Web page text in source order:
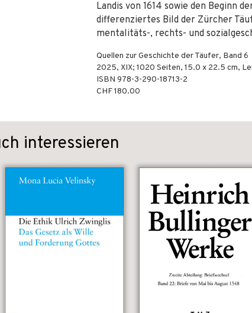
Landis von 1614 sowie den Beginn
differenziertes Bild der Zürcher
mentalitäts-, rechts- und
Quellen zur Geschichte der Täufer, Band 6
2025, XIX; 1020 Seiten, 15.0 x 22.5 cm,
ISBN 978-3-290-18713-2
CHF 180.00
interessieren